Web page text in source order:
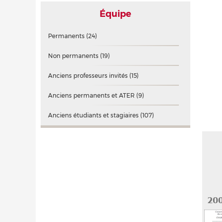
Équipe
Permanents (24)
Non permanents (19)
Anciens professeurs invités (15)
Anciens permanents et ATER (9)
Anciens étudiants et stagiaires (107)